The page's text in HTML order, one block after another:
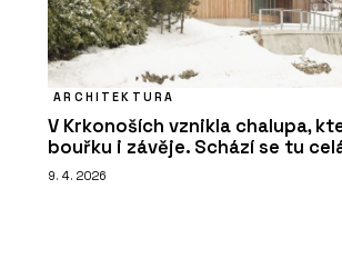
ARCHITEKTURA
V Krkonoších vznikla chalupa,
bouřku i závěje. Schází se tu
9. 4. 2026